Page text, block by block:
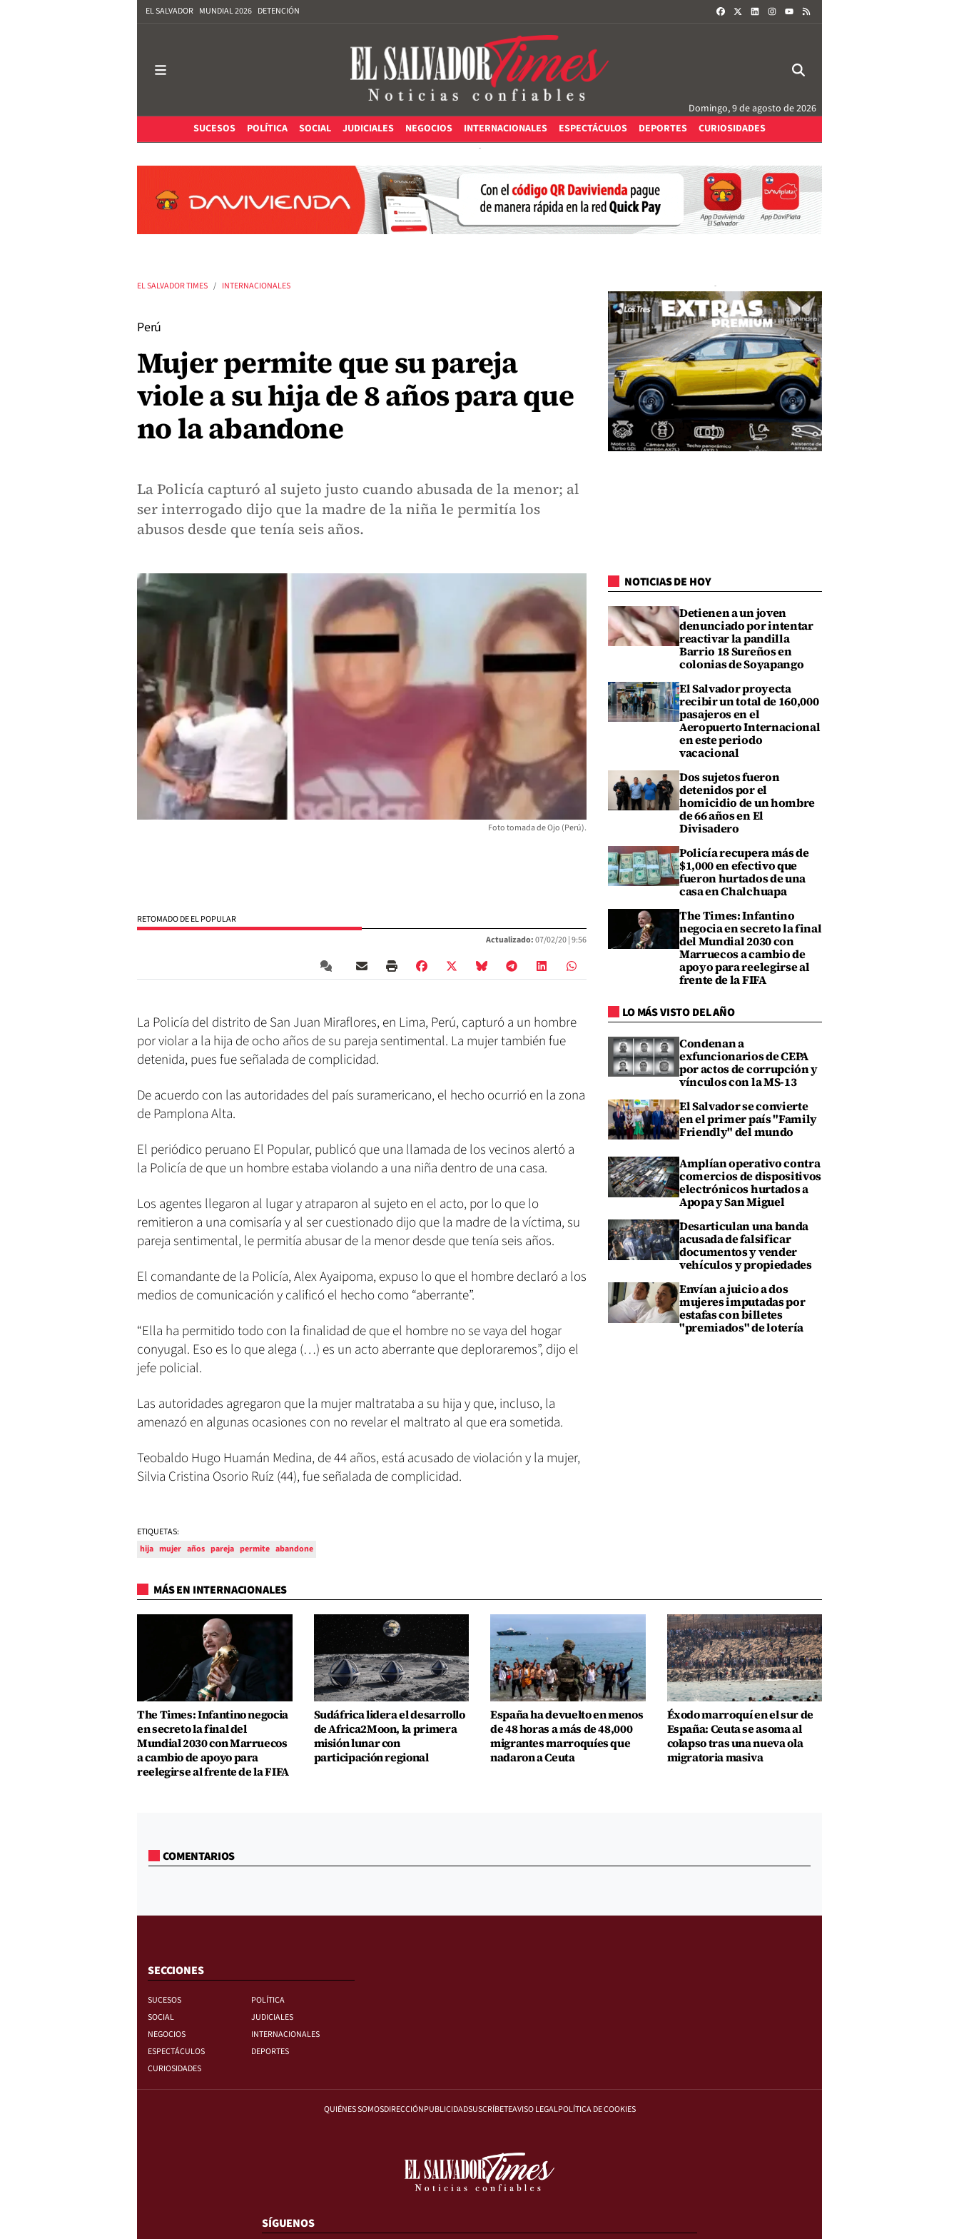
EL SALVADOR MUNDIAL 2026 DETENCIÓN FACEBOOKLINKEDININSTAGRAM
Domingo, 9 de agosto de 2026
SUCESOS
POLÍTICA SOCIAL JUDICIALES NEGOCIOS INTERNACIONALES ESPECTÁCULOS DEPORTES CURIOSIDADES
EL SALVADOR TIMES INTERNACIONALES
Perú
Mujer permite que su pareja
viole a su hija de 8 años para que
no la abandone
La Policía capturó al sujeto justo cuando abusada de la menor; al
ser interrogado dijo que la madre de la niña le permitía los
abusos desde que tenía seis años.
Foto tomada de Ojo (Perú).
RETOMADO DE EL POPULAR
Actualizado:07/02/20 |9:56
La Policía del distrito de San Juan Miraflores, en Lima, Perú, capturó a un hombre
por violar a la hija de ocho años de su pareja sentimental. La mujer también fue
detenida, pues fue señalada de complicidad.
De acuerdo con las autoridades del país suramericano, el hecho ocurrió en la zona
de Pamplona Alta.
El periódico peruano El Popular, publicó que una llamada de los vecinos alertó a
la Policía de que un hombre estaba violando a una niña dentro de una casa.
Los agentes llegaron al lugar y atraparon al sujeto en el acto, por lo que lo
remitieron a una comisaría y al ser cuestionado dijo que la madre de la víctima, su
pareja sentimental, le permitía abusar de la menor desde que tenía seis años.
El comandante de la Policía, Alex Ayaipoma, expuso lo que el hombre declaró a los
medios de comunicación y calificó el hecho como “aberrante”.
“Ella ha permitido todo con la finalidad de que el hombre no se vaya del hogar
conyugal. Eso es lo que alega (…) es un acto aberrante que deploraremos”, dijo el
jefe policial.
Las autoridades agregaron que la mujer maltrataba a su hija y que, incluso, la
amenazó en algunas ocasiones con no revelar el maltrato al que era sometida.
Teobaldo Hugo Huamán Medina, de 44 años, está acusado de violación y la mujer,
Silvia Cristina Osorio Ruíz (44), fue señalada de complicidad.
ETIQUETAS:
hija mujer años pareja permite abandone
NOTICIAS DE HOY
Detienen a un joven
denunciado por intentar
reactivar la pandilla
Barrio 18 Sureños en
colonias de Soyapango
El Salvador proyecta
recibir un total de 160,000
pasajeros en el
Aeropuerto Internacional
en este periodo
vacacional
Dos sujetos fueron
detenidos por el
homicidio de un hombre
de 66 años en El
Divisadero
Policía recupera más de
$1,000 en efectivo que
fueron hurtados de una
casa en Chalchuapa
The Times: Infantino
negocia en secreto la final
del Mundial 2030 con
Marruecos a cambio de
apoyo para reelegirse al
frente de la FIFA
LO MÁS VISTO DEL AÑO
Condenan a
exfuncionarios de CEPA
por actos de corrupción y
vínculos con la MS-13
El Salvador se convierte
en el primer país "Family
Friendly" del mundo
Amplían operativo contra
comercios de dispositivos
electrónicos hurtados a
Apopa y San Miguel
Desarticulan una banda
acusada de falsificar
documentos y vender
vehículos y propiedades
Envían a juicio a dos
mujeres imputadas por
estafas con billetes
"premiados" de lotería
MÁS EN INTERNACIONALES
The Times: Infantino negocia
en secreto la final del
Mundial 2030 con Marruecos
a cambio de apoyo para
reelegirse al frente de la FIFA
Sudáfrica lidera el desarrollo
de Africa2Moon, la primera
misión lunar con
participación regional
España ha devuelto en menos
de 48 horas a más de 48,000
migrantes marroquíes que
nadaron a Ceuta
Éxodo marroquí en el sur de
España: Ceuta se asoma al
colapso tras una nueva ola
migratoria masiva
COMENTARIOS
SECCIONES
SUCESOS
POLÍTICA
SOCIAL
JUDICIALES
NEGOCIOS
INTERNACIONALES
ESPECTÁCULOS
DEPORTES
CURIOSIDADES
QUIÉNES SOMOSDIRECCIÓNPUBLICIDADSUSCRÍBETEAVISO LEGALPOLÍTICA DE COOKIES
SÍGUENOS